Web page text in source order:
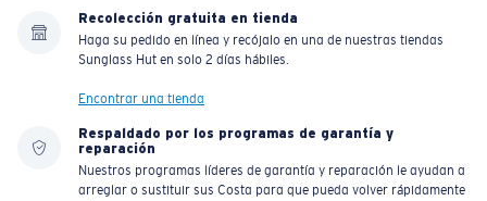
Recolección gratuita en tienda
Haga su pedido en línea y recójalo en una de nuestras tiendas
Sunglass Hut en solo 2 días hábiles.
Encontrar una tienda
Respaldado por los programas de garantía y
reparación
Nuestros programas líderes de garantía y reparación le ayudan a
arreglar o sustituir sus Costa para que pueda volver rápidamente